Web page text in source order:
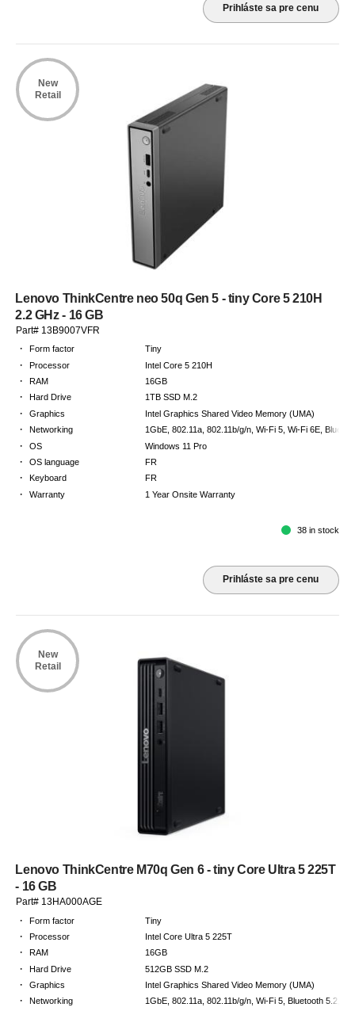
Prihláste sa pre cenu
New
Retail
Lenovo ThinkCentre neo 50q Gen 5 - tiny Core 5 210H
2.2 GHz - 16 GB
Part# 13B9007VFR
· Form factor Tiny
· Processor Intel Core 5 210H
· RAM 16GB
· Hard Drive 1TB SSD M.2
· Graphics Intel Graphics Shared Video Memory (UMA)
· Networking 1GbE, 802.11a, 802.11b/g/n, Wi-Fi 5, Wi-Fi 6E,
· OS Windows 11 Pro
· OS language FR
· Keyboard FR
· Warranty 1 Year Onsite Warranty
38 in stock
Prihláste sa pre cenu
New
Retail
Lenovo ThinkCentre M70q Gen 6 - tiny Core Ultra 5 225T
- 16 GB
Part# 13HA000AGE
· Form factor Tiny
· Processor Intel Core Ultra 5 225T
· RAM 16GB
· Hard Drive 512GB SSD M.2
· Graphics Intel Graphics Shared Video Memory (UMA)
· Networking 1GbE, 802.11a, 802.11b/g/n, Wi-Fi 5, Bluetooth 5.2,